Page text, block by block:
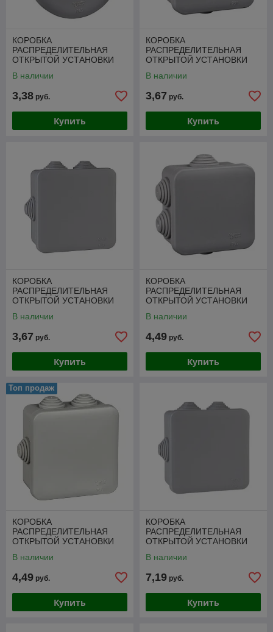
КОРОБКА
РАСПРЕДЕЛИТЕЛЬНАЯ
ОТКРЫТОЙ УСТАНОВКИ
В наличии
3,38 руб.
Купить
КОРОБКА
РАСПРЕДЕЛИТЕЛЬНАЯ
ОТКРЫТОЙ УСТАНОВКИ
В наличии
3,67 руб.
Купить
КОРОБКА
РАСПРЕДЕЛИТЕЛЬНАЯ
ОТКРЫТОЙ УСТАНОВКИ
В наличии
3,67 руб.
Купить
КОРОБКА
РАСПРЕДЕЛИТЕЛЬНАЯ
ОТКРЫТОЙ УСТАНОВКИ
В наличии
4,49 руб.
Купить
Топ продаж
КОРОБКА
РАСПРЕДЕЛИТЕЛЬНАЯ
ОТКРЫТОЙ УСТАНОВКИ
В наличии
4,49 руб.
Купить
КОРОБКА
РАСПРЕДЕЛИТЕЛЬНАЯ
ОТКРЫТОЙ УСТАНОВКИ
В наличии
7,19 руб.
Купить